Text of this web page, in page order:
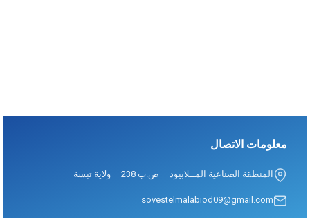
معلومات الاتصال
المنطقة الصناعية المــلابيود – ص.ب 238 – ولاية تبسة
sovestelmalabiod09@gmail.com